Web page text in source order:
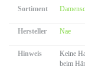
Sortiment
Hersteller Nae
Hinweis
Keine
beim